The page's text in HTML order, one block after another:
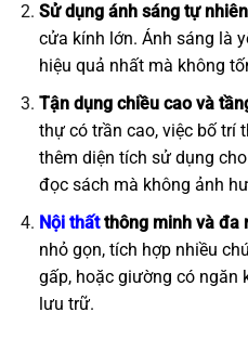
Sử dụng ánh sáng tự
cửa kính lớn. Ánh sáng là
hiệu quả nhất mà không
Tận dụng chiều cao và
thự có trần cao, việc bố trí
thêm diện tích sử dụng
đọc sách mà không ảnh
Nội thấtthông minh và đa
nhỏ gọn, tích hợp nhiều
gấp, hoặc giường có ngăn
lưu trữ.